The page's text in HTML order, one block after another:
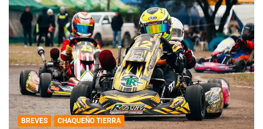
BREVES CHAQUEÑO TIERRA